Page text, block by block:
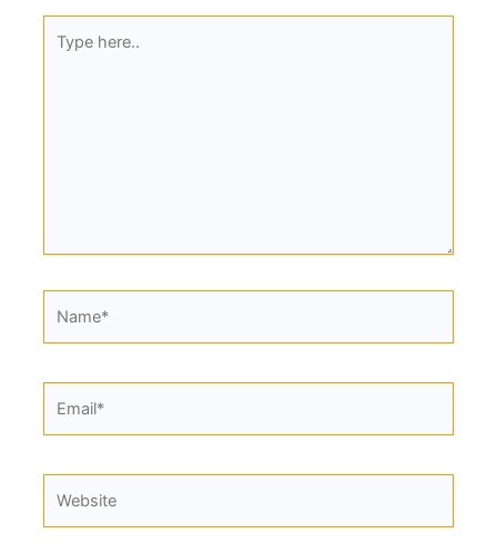
here..